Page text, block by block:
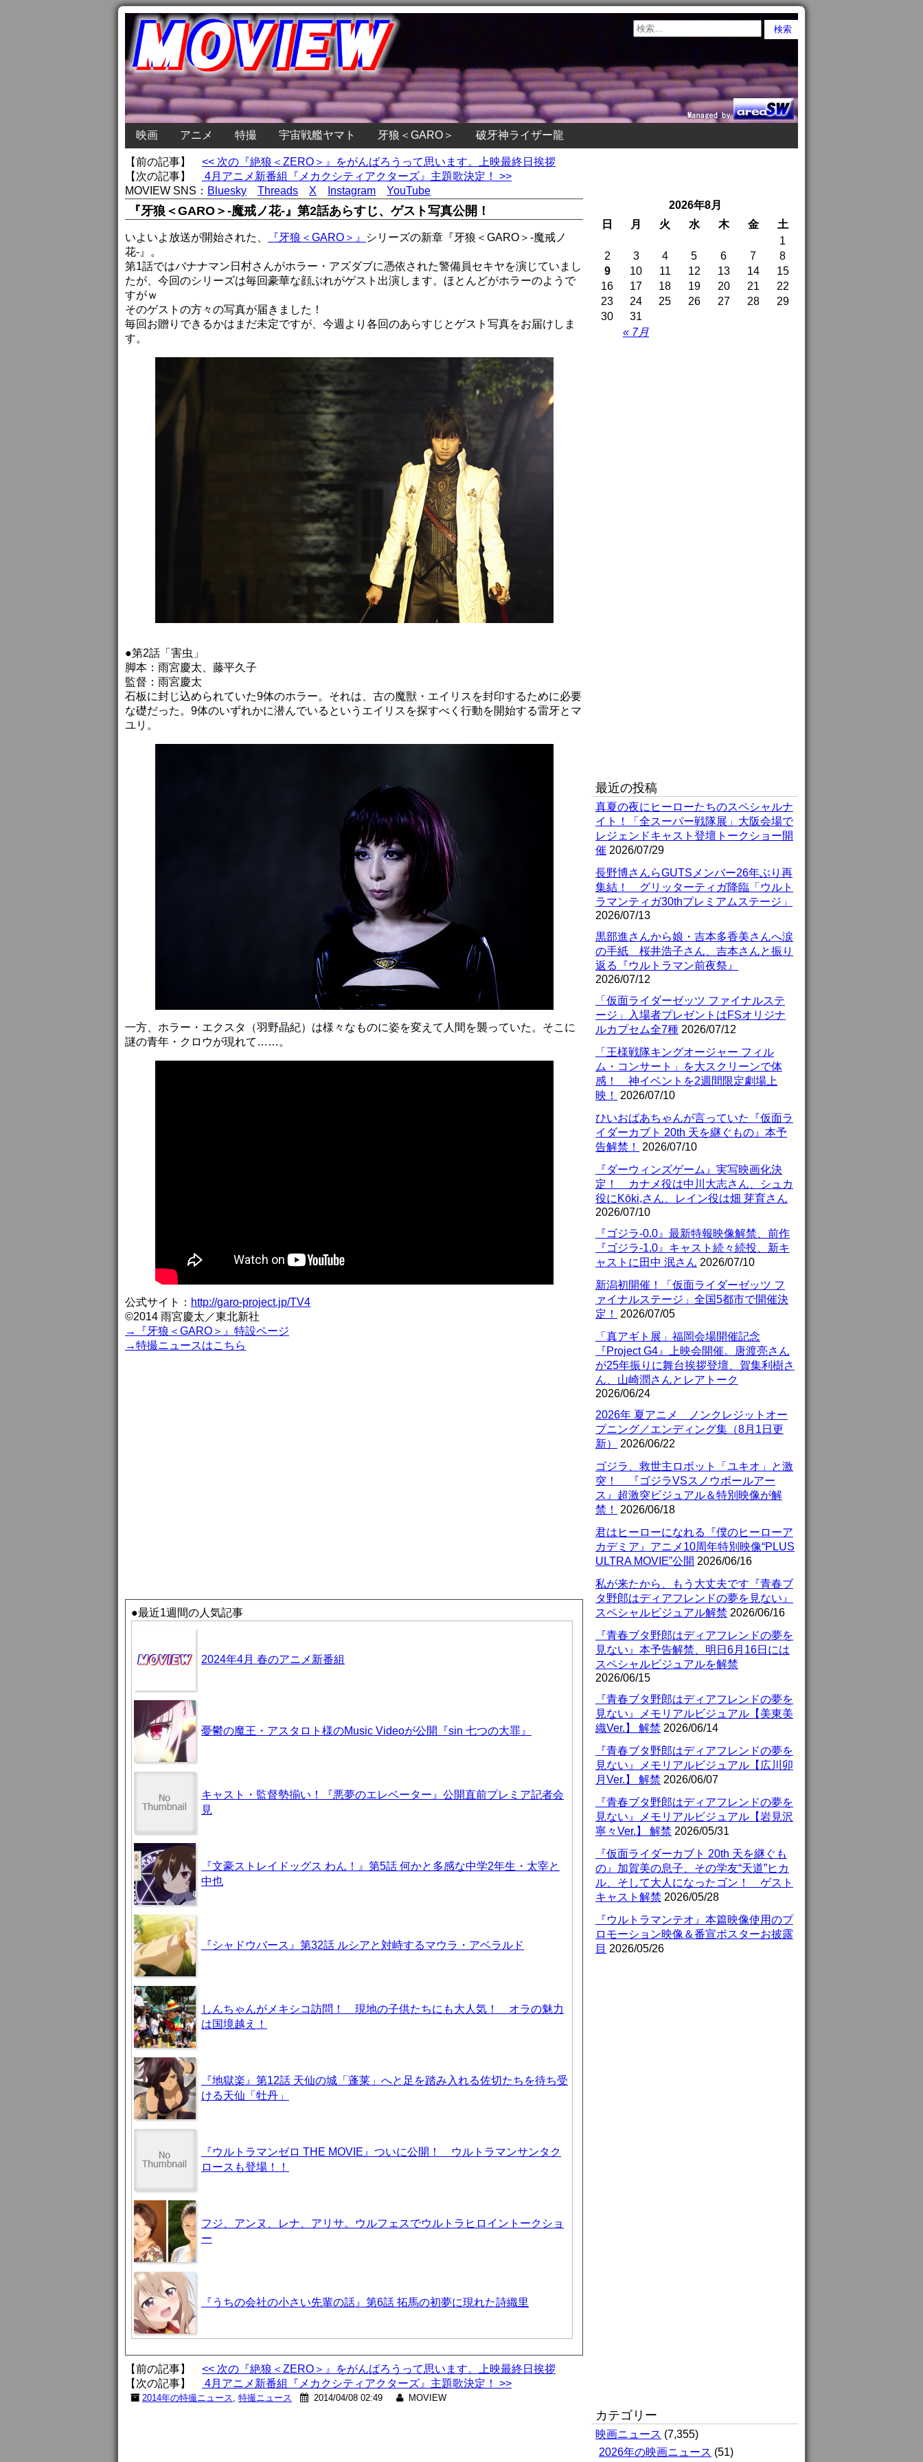
映画 アニメ 特撮 宇宙戦艦ヤマト 牙狼＜GARO＞ 破牙神ライザー龍
【前の記事】 << 次の『絶狼＜ZERO＞』をがんばろうって思います。上映最終日挨拶
【次の記事】
4月アニメ新番組『メカクシティアクターズ』主題歌決定！ >>
MOVIEW SNS： Bluesky Threads X Instagram YouTube
『牙狼＜GARO＞-魔戒ノ花-』第2話あらすじ、ゲスト写真公開！
いよいよ放送が開始された、 『牙狼＜GARO＞』
シリーズの新章『牙狼＜GARO＞-魔戒ノ
花-』。
第1話ではバナナマン日村さんがホラー・アズダブに憑依された警備員セキヤを演じていまし
たが、今回のシリーズは毎回豪華な顔ぶれがゲスト出演します。ほとんどがホラーのようで
すがｗ
そのゲストの方々の写真が届きました！
毎回お贈りできるかはまだ未定ですが、今週より各回のあらすじとゲスト写真をお届けしま
す。
●第2話「害虫」
脚本：雨宮慶太、藤平久子
監督：雨宮慶太
石板に封じ込められていた9体のホラー。それは、古の魔獣・エイリスを封印するために必要
な礎だった。9体のいずれかに潜んでいるというエイリスを探すべく行動を開始する雷牙とマ
ユリ。
一方、ホラー・エクスタ（羽野晶紀）は様々なものに姿を変えて人間を襲っていた。そこに
謎の青年・クロウが現れて……。
公式サイト： http://garo-project.jp/TV4
©2014 雨宮慶太／東北新社
→『牙狼＜GARO＞』特設ページ
→特撮ニュースはこちら
●最近1週間の人気記事
2024年4月 春のアニメ新番組
憂鬱の魔王・アスタロト様のMusic Videoが公開『sin 七つの大罪』
キャスト・監督勢揃い！『悪夢のエレベーター』公開直前プレミア記者会
見
『文豪ストレイドッグス わん！』第5話 何かと多感な中学2年生・太宰と
中也
『シャドウバース』第32話 ルシアと対峙するマウラ・アベラルド
しんちゃんがメキシコ訪問！ 現地の子供たちにも大人気！ オラの魅力
は国境越え！
『地獄楽』第12話 天仙の城「蓬莱」へと足を踏み入れる佐切たちを待ち受
ける天仙「牡丹」
『ウルトラマンゼロ THE MOVIE』ついに公開！ ウルトラマンサンタク
ロースも登場！！
フジ、アンヌ、レナ、アリサ。ウルフェスでウルトラヒロイントークショ
ー
『うちの会社の小さい先輩の話』第6話 拓馬の初夢に現れた詩織里
【前の記事】 << 次の『絶狼＜ZERO＞』をがんばろうって思います。上映最終日挨拶
【次の記事】
4月アニメ新番組『メカクシティアクターズ』主題歌決定！ >>
2014年の特撮ニュース, 特撮ニュース 2014/04/08 02:49 MOVIEW
2026年8月
日
月 火 水 木 金 土
« 7月
1
2
3 4 5 6 7
8
9
10 11 12 13 14
15
16
17 18 19 20 21
22
23
24 25 26 27 28
29
30
31
最近の投稿
真夏の夜にヒーローたちのスペシャルナ
イト！「全スーパー戦隊展」大阪会場で
レジェンドキャスト登壇トークショー開
催 2026/07/29
長野博さんらGUTSメンバー26年ぶり再
集結！ グリッターティガ降臨「ウルト
ラマンティガ30thプレミアムステージ」
2026/07/13
黒部進さんから娘・吉本多香美さんへ涙
の手紙 桜井浩子さん、吉本さんと振り
返る『ウルトラマン前夜祭』
2026/07/12
「仮面ライダーゼッツ ファイナルステ
ージ」入場者プレゼントはFSオリジナ
ルカプセム全7種 2026/07/12
「王様戦隊キングオージャー フィル
ム・コンサート」を大スクリーンで体
感！ 神イベントを2週間限定劇場上
映！
2026/07/10
ひいおばあちゃんが言っていた『仮面ラ
イダーカブト 20th 天を継ぐもの』本予
告解禁！
2026/07/10
『ダーウィンズゲーム』実写映画化決
定！ カナメ役は中川大志さん、シュカ
役にKōki,さん、レイン役は畑 芽育さん
2026/07/10
『ゴジラ-0.0』最新特報映像解禁、前作
『ゴジラ-1.0』キャスト続々続投、新キ
ャストに田中 泯さん 2026/07/10
新潟初開催！「仮面ライダーゼッツ フ
ァイナルステージ」全国5都市で開催決
定！
2026/07/05
「真アギト展」福岡会場開催記念
『Project G4』上映会開催。唐渡亮さん
が25年振りに舞台挨拶登壇、賀集利樹さ
ん、山崎潤さんとレアトーク
2026/06/24
2026年 夏アニメ ノンクレジットオー
プニング／エンディング集（8月1日更
新）
2026/06/22
ゴジラ、救世主ロボット「ユキオ」と激
突！ 『ゴジラVSスノウボールアー
ス』超激突ビジュアル＆特別映像が解
禁！
2026/06/18
君はヒーローになれる『僕のヒーローア
カデミア』アニメ10周年特別映像“PLUS
ULTRA MOVIE”公開 2026/06/16
私が来たから、もう大丈夫です『青春ブ
タ野郎はディアフレンドの夢を見ない』
スペシャルビジュアル解禁 2026/06/16
『青春ブタ野郎はディアフレンドの夢を
見ない』本予告解禁、明日6月16日には
スペシャルビジュアルを解禁
2026/06/15
『青春ブタ野郎はディアフレンドの夢を
見ない』メモリアルビジュアル【美東美
織Ver.】 解禁 2026/06/14
『青春ブタ野郎はディアフレンドの夢を
見ない』メモリアルビジュアル【広川卯
月Ver.】 解禁 2026/06/07
『青春ブタ野郎はディアフレンドの夢を
見ない』メモリアルビジュアル【岩見沢
寧々Ver.】 解禁 2026/05/31
『仮面ライダーカブト 20th 天を継ぐも
の』加賀美の息子、その学友“天道”ヒカ
ル、そして大人になったゴン！ ゲスト
キャスト解禁 2026/05/28
『ウルトラマンテオ』本篇映像使用のプ
ロモーション映像＆番宣ポスターお披露
目 2026/05/26
カテゴリー
映画ニュース (7,355)
2026年の映画ニュース (51)